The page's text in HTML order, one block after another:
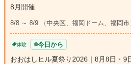
8月開催
8/8 ～ 8/9 （中央区、福岡ドーム、福岡市
体験 今日から
おおはしヒル夏祭り2026｜8月8日・9